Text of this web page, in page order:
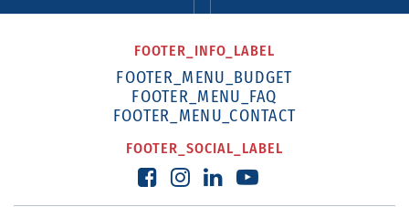
FOOTER_INFO_LABEL
FOOTER_MENU_BUDGET
FOOTER_MENU_FAQ
FOOTER_MENU_CONTACT
FOOTER_SOCIAL_LABEL